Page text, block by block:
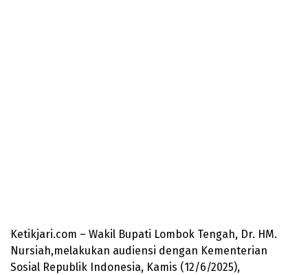
Ketikjari.com – Wakil Bupati Lombok Tengah, Dr. HM.
Nursiah,melakukan audiensi dengan Kementerian
Sosial Republik Indonesia, Kamis (12/6/2025),